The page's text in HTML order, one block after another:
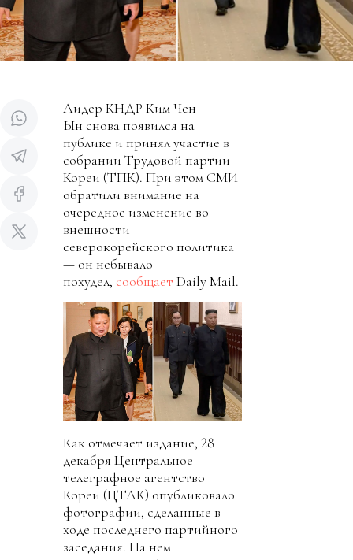
Лидер КНДР Ким Чен
Ын снова появился на
публике и принял участие в
собрании Трудовой партии
Кореи (ТПК). При этом СМИ
обратили внимание на
очередное изменение во
внешности
северокорейского политика
— он небывало
похудел, сообщает Daily Mail.
Как отмечает издание, 28
декабря Центральное
телеграфное агентство
Кореи (ЦТАК) опубликовало
фотографии, сделанные в
ходе последнего партийного
заседания. На нем